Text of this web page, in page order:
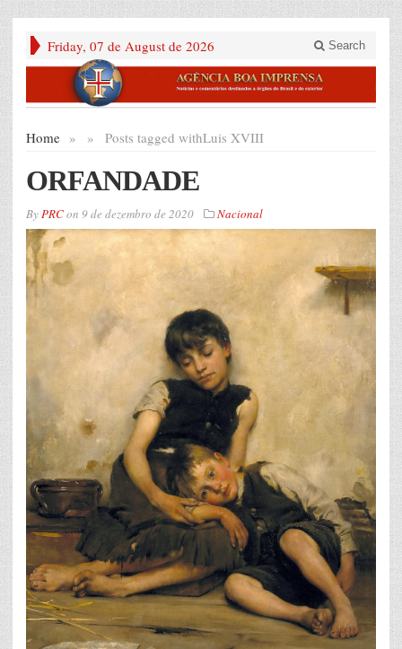
Friday, 07 de August de 2026 Search
Home » Posts tagged with
» Luis XVIII
ORFANDADE
ByPRCon 9 de dezembro de 2020 Nacional